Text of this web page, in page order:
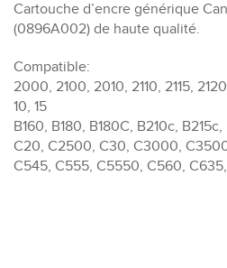
Cartouche d’encre générique
(0896A002) de haute qualité.
Compatible:
2000, 2100, 2010, 2110, 2115,
10, 15
B160, B180, B180C, B210c,
C20, C2500, C30, C3000,
C545, C555, C5550, C560,